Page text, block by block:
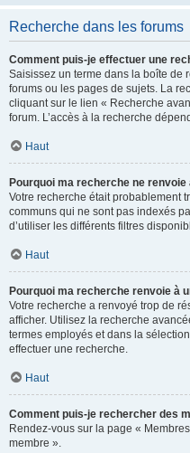
Recherche dans les forums
Comment puis-je effectuer une
Saisissez un terme dans la boîte de
forums ou les pages de sujets. La
cliquant sur le lien « Recherche
forum. L’accès à la recherche
Haut
Pourquoi ma recherche ne
Votre recherche était probablement
communs qui ne sont pas indexés
d’utiliser les différents filtres
Haut
Pourquoi ma recherche renvoie à
Votre recherche a renvoyé trop de
afficher. Utilisez la recherche
termes employés et dans la
effectuer une recherche.
Haut
Comment puis-je rechercher des
Rendez-vous sur la page «
membre ».